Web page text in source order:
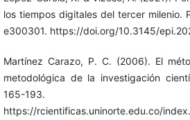
los tiempos digitales del tercer milenio.
e300301. https://doi.org/10.3145/
Martínez Carazo, P. C. (2006). El
metodológica de la investigación
165-193.
https://rcientificas.uninorte.edu.co/